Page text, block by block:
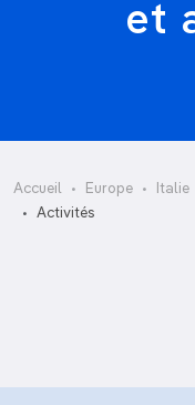
et
Accueil Europe Italie
Activités